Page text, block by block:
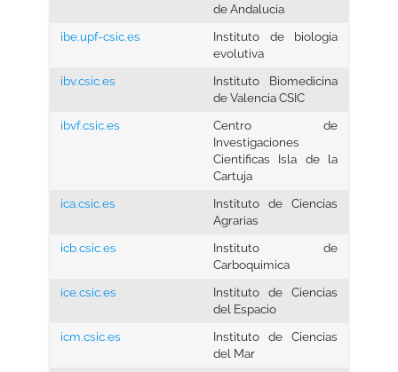
de Andalucía
ibe.upf-csic.es
Instituto de biologia
evolutiva
ibv.csic.es
Instituto Biomedicina
de Valencia CSIC
ibvf.csic.es
Centro de
Investigaciones
Cientificas Isla de la
Cartuja
ica.csic.es
Instituto de Ciencias
Agrarias
icb.csic.es
Instituto de
Carboquimica
ice.csic.es
Instituto de Ciencias
del Espacio
icm.csic.es
Instituto de Ciencias
del Mar